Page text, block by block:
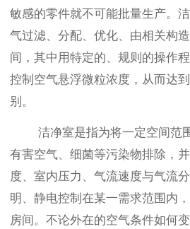
敏感的零件就不可能批量生产。
气过滤、分配、优化、由相关构
间，其中用特定的、规则的操作
控制空气悬浮微粒浓度，从而达
别。
洁净室是指为将一定空间范围
有害空气、细菌等污染物排除，
度、室内压力、气流速度与气流
明、静电控制在某一需求范围内
房间。不论外在的空气条件如何